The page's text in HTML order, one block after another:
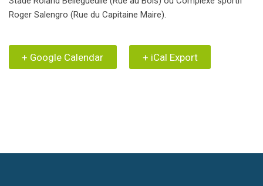
Roger Salengro (Rue du Capitaine Maire).
+ Google Calendar + iCal Export